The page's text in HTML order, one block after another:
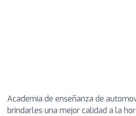
Academia de enseñanza de
brindarles una mejor calidad a la